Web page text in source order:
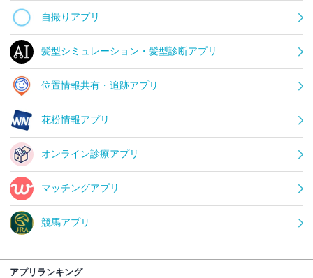
自撮りアプリ
髪型シミュレーション・髪型診断アプリ
位置情報共有・追跡アプリ
花粉情報アプリ
オンライン診療アプリ
マッチングアプリ
競馬アプリ
アプリランキング